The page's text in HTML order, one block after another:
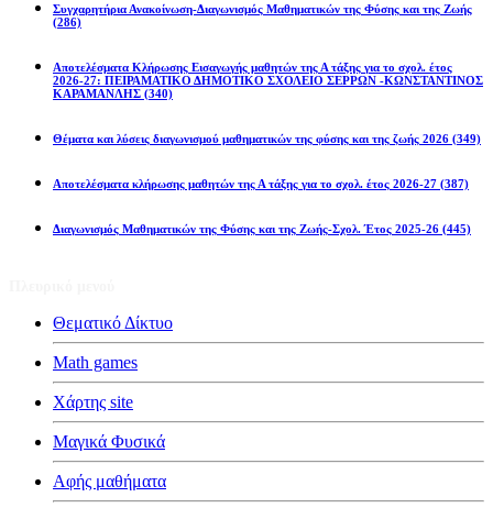
Συγχαρητήρια Ανακοίνωση-Διαγωνισμός Μαθηματικών της Φύσης και της Ζωής
(286)
Αποτελέσματα Κλήρωσης Εισαγωγής μαθητών της Α τάξης για το σχολ. έτος
2026-27: ΠΕΙΡΑΜΑΤΙΚΟ ΔΗΜΟΤΙΚΟ ΣΧΟΛΕΙΟ ΣΕΡΡΩΝ -ΚΩΝΣΤΑΝΤΙΝΟΣ
ΚΑΡΑΜΑΝΛΗΣ (340)
Θέματα και λύσεις διαγωνισμού μαθηματικών της φύσης και της ζωής 2026 (349)
Αποτελέσματα κλήρωσης μαθητών της Α τάξης για το σχολ. έτος 2026-27 (387)
Διαγωνισμός Μαθηματικών της Φύσης και της Ζωής-Σχολ. Έτος 2025-26 (445)
Θεματικό Δίκτυο
Math games
Χάρτης site
Μαγικά Φυσικά
Αφής μαθήματα